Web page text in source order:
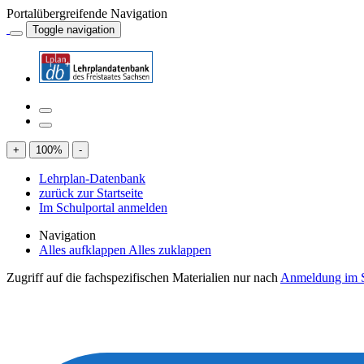
Portalübergreifende Navigation
Toggle navigation
+ 100% -
Lehrplan-Datenbank
zurück zur Startseite
Im Schulportal anmelden
Navigation
Alles aufklappen Alles zuklappen
Zugriff auf die fachspezifischen Materialien nur nach Anmeldung im